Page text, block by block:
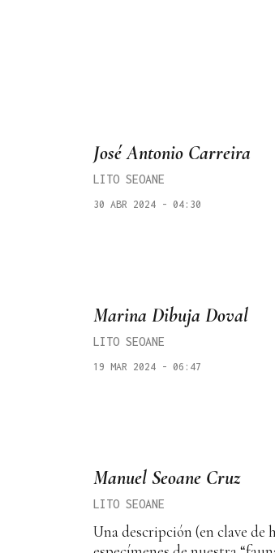
José Antonio Carreira
LITO SEOANE
30 ABR 2024 - 04:30
Marina Dibuja Doval
LITO SEOANE
19 MAR 2024 - 06:47
Manuel Seoane Cruz
LITO SEOANE
Una descripción (en clave de